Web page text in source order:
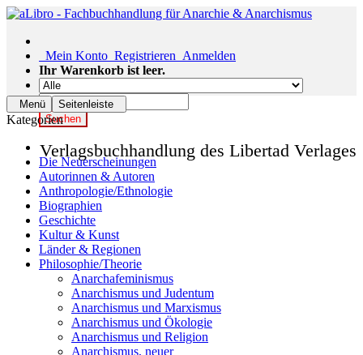
Mein Konto Registrieren Anmelden
Ihr Warenkorb ist leer.
Suchen
Verlagsbuchhandlung des Libertad Verlages
Menü Seitenleiste
Kategorien
Die Neuerscheinungen
Autorinnen & Autoren
Anthropologie/Ethnologie
Biographien
Geschichte
Kultur & Kunst
Länder & Regionen
Philosophie/Theorie
Anarchafeminismus
Anarchismus und Judentum
Anarchismus und Marxismus
Anarchismus und Ökologie
Anarchismus und Religion
Anarchismus, neuer